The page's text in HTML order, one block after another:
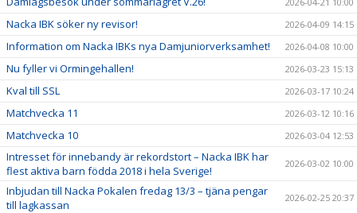
Nacka IBK söker ny revisor! 2026-04-09 14:15
Information om Nacka IBKs nya Damjuniorverksamhet! 2026-04-08 10:00
Nu fyller vi Ormingehallen! 2026-03-23 15:13
Kval till SSL 2026-03-17 10:24
Matchvecka 11 2026-03-12 10:16
Matchvecka 10 2026-03-04 12:53
Intresset för innebandy är rekordstort – Nacka IBK har
flest aktiva barn födda 2018 i hela Sverige!
2026-03-02 10:00
Inbjudan till Nacka Pokalen fredag 13/3 – tjäna pengar
till lagkassan
2026-02-25 20:37